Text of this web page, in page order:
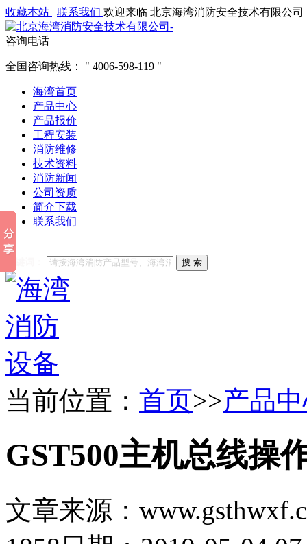
收藏本站 | 联系我们 欢迎来临 北京海湾消防安全技术有限公司
咨询电话
全国咨询热线： 4006-598-119
海湾首页
产品中心
产品报价
工程安装
消防维修
技术资料
消防新闻
公司资质
简介下载
联系我们
他们都在搜索:
搜 索
当前位置： 首页>>产品
GST500主机总线操
文章来源：